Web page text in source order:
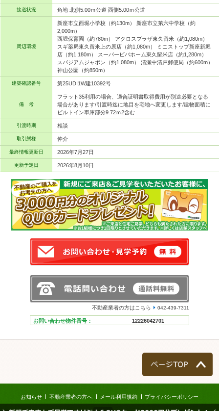
接道状況 角地 北側5.00ｍ公道 西側5.00ｍ公道
周辺環境
新座市立西堀小学校（約130m） 新座市立第六中学校（約
2,000m）
西堀保育園（約780m） アクロスプラザ東久留米（約1,080m）
スギ薬局東久留米上の原店（約1,080m） ミニストップ新座新堀
店（約1,180m） スーパービバホーム東久留米店（約1,280m）
スパジアムジャポン（約1,080m） 清瀬中清戸郵便局（約600m）
神山公園（約850m）
建築確認番号 第25UDI1W建10392号
備 考
フラット35利用の場合、適合証明書取得費用が別途必要となる
場合があります/引渡時迄に地目を宅地へ変更します/建物面積に
ビルトイン車庫部分9.72ｍ2含む
引渡時期 相談
取引態様 仲介
最終情報更新日 2026年7月27日
更新予定日 2026年8月10日
不動産業者の方はこちら 042-439-7311
お問い合わせ物件番号： 12226042701
お知らせ 不動産業者の方へ メール利用規約 プライバシーポリシー